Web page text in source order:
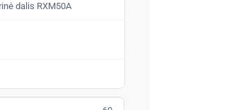
dalis RXM50A